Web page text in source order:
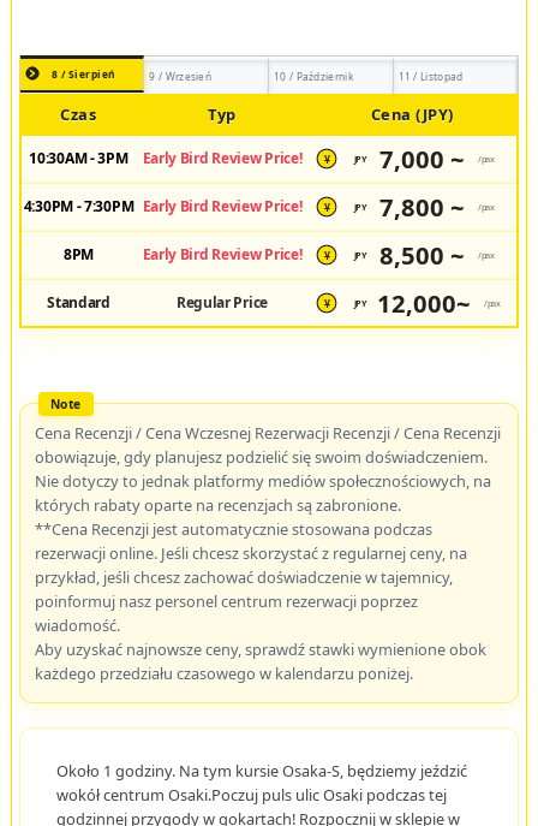
8 / Sierpień 9 / Wrzesień 10 / Październik 11 / Listopad
Czas Typ Cena (JPY)
10:30AM - 3PM Early Bird Review Price! ¥ JPY 7,000 ~ /pax
4:30PM - 7:30PM Early Bird Review Price! ¥ JPY 7,800 ~ /pax
8PM Early Bird Review Price! ¥ JPY 8,500 ~ /pax
Standard Regular Price ¥ JPY 12,000~ /pax
Cena Recenzji / Cena Wczesnej Rezerwacji Recenzji / Cena Recenzji
obowiązuje, gdy planujesz podzielić się swoim doświadczeniem.
Nie dotyczy to jednak platformy mediów społecznościowych, na
których rabaty oparte na recenzjach są zabronione.
**Cena Recenzji jest automatycznie stosowana podczas
rezerwacji online. Jeśli chcesz skorzystać z regularnej ceny, na
przykład, jeśli chcesz zachować doświadczenie w tajemnicy,
poinformuj nasz personel centrum rezerwacji poprzez
wiadomość.
Aby uzyskać najnowsze ceny, sprawdź stawki wymienione obok
każdego przedziału czasowego w kalendarzu poniżej.
Około 1 godziny. Na tym kursie Osaka-S, będziemy jeździć
wokół centrum Osaki.Poczuj puls ulic Osaki podczas tej
godzinnej przygody w gokartach! Rozpocznij w sklepie w